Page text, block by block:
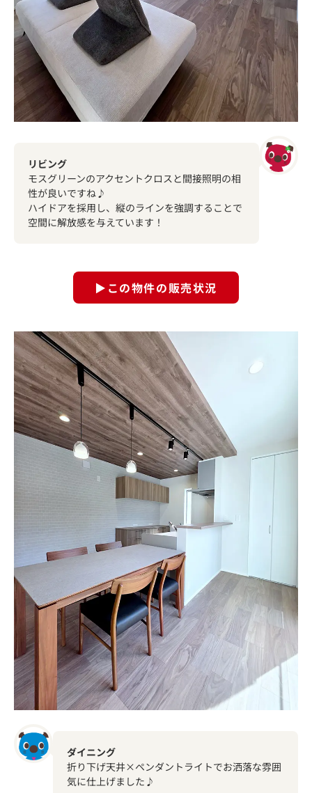
リビング
モスグリーンのアクセントクロスと間接照明の相
性が良いですね♪
ハイドアを採用し、縦のラインを強調することで
空間に解放感を与えています！
▶この物件の販売状況
ダイニング
折り下げ天井×ペンダントライトでお洒落な雰囲
気に仕上げました♪